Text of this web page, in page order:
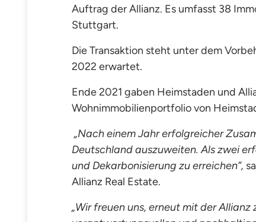
Auftrag der Allianz. Es umfasst 38
Stuttgart.
Die Transaktion steht unter dem
2022 erwartet.
Ende 2021 gaben Heimstaden und
Wohnimmobilienportfolio von
„Nach einem Jahr erfolgreicher
Deutschland auszuweiten. Als zwei
und Dekarbonisierung zu erreichen”,
Allianz Real Estate.
„Wir freuen uns, erneut mit der